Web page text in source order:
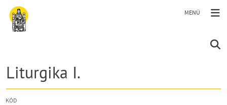
Ugrás a tartalomra
Liturgika I.
KÓD